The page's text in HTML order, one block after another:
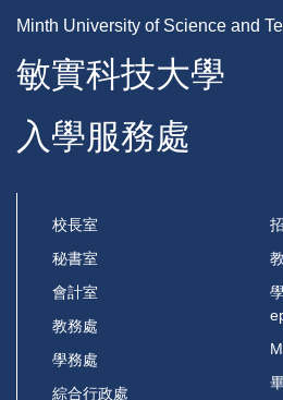
Minth University of Science and
敏實科技大學
入學服務處
校長室
秘書室
會計室
教務處
學務處
綜合行政處